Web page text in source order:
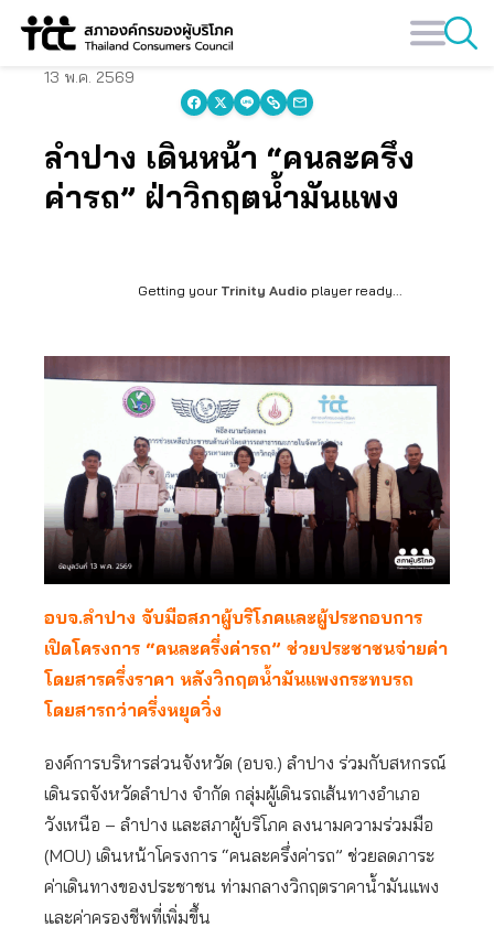
Skip
13 พ.ค. 2569
ลำปาง เดินหน้า “คนละครึ่ง
ค่ารถ” ฝ่าวิกฤตน้ำมันแพง
Getting your Trinity Audio player ready...
อบจ.ลำปาง จับมือสภาผู้บริโภคและผู้ประกอบการ
เปิดโครงการ “คนละครึ่งค่ารถ” ช่วยประชาชนจ่ายค่า
โดยสารครึ่งราคา หลังวิกฤตน้ำมันแพงกระทบรถ
โดยสารกว่าครึ่งหยุดวิ่ง
องค์การบริหารส่วนจังหวัด (อบจ.) ลำปาง ร่วมกับสหกรณ์
เดินรถจังหวัดลำปาง จำกัด กลุ่มผู้เดินรถเส้นทางอำเภอ
วังเหนือ – ลำปาง และสภาผู้บริโภค ลงนามความร่วมมือ
(MOU) เดินหน้าโครงการ “คนละครึ่งค่ารถ” ช่วยลดภาระ
ค่าเดินทางของประชาชน ท่ามกลางวิกฤตราคาน้ำมันแพง
และค่าครองชีพที่เพิ่มขึ้น